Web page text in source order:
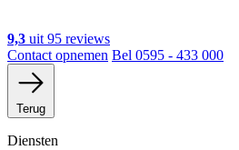
9,3 uit 95 reviews
Contact opnemen Bel 0595 - 433 000
Terug
Diensten